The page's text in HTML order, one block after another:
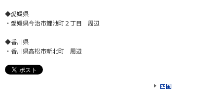
◆愛媛県
・愛媛県今治市鯉池町２丁目 周辺
◆香川県
・香川県高松市新北町 周辺
四国